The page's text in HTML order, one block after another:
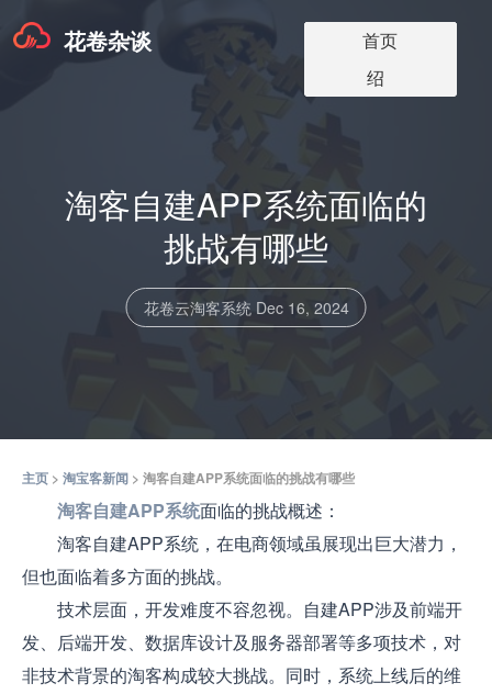
关于我们
淘宝客博客
淘宝客软件更
新
淘宝客app版本
价格
淘宝客app介
绍
首页
花卷杂谈
淘客自建APP系统面临的
挑战有哪些
花卷云淘客系统 Dec 16, 2024
主页 > 淘宝客新闻 > 淘客自建APP系统面临的挑战有哪些
淘客自建APP系统面临的挑战概述：
淘客自建APP系统，在电商领域虽展现出巨大潜力，
但也面临着多方面的挑战。
技术层面，开发难度不容忽视。自建APP涉及前端开
发、后端开发、数据库设计及服务器部署等多项技术，对
非技术背景的淘客构成较大挑战。同时，系统上线后的维